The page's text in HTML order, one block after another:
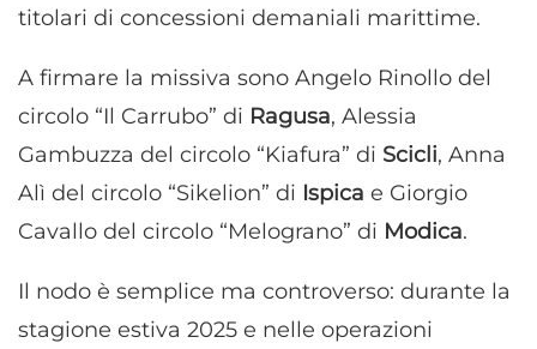
titolari di concessioni demaniali marittime.
A firmare la missiva sono Angelo Rinollo del
circolo “Il Carrubo” di Ragusa, Alessia
Gambuzza del circolo “Kiafura” di Scicli, Anna
Alì del circolo “Sikelion” di Ispica e Giorgio
Cavallo del circolo “Melograno” di Modica.
Il nodo è semplice ma controverso: durante la
stagione estiva 2025 e nelle operazioni